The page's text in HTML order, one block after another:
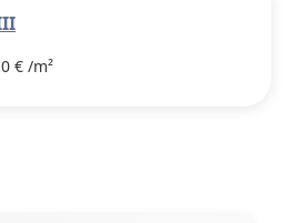
€ /m²